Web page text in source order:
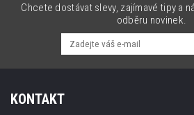
Chcete dostávat slevy, zajímavé tipy a
odběru novinek.
KONTAKT